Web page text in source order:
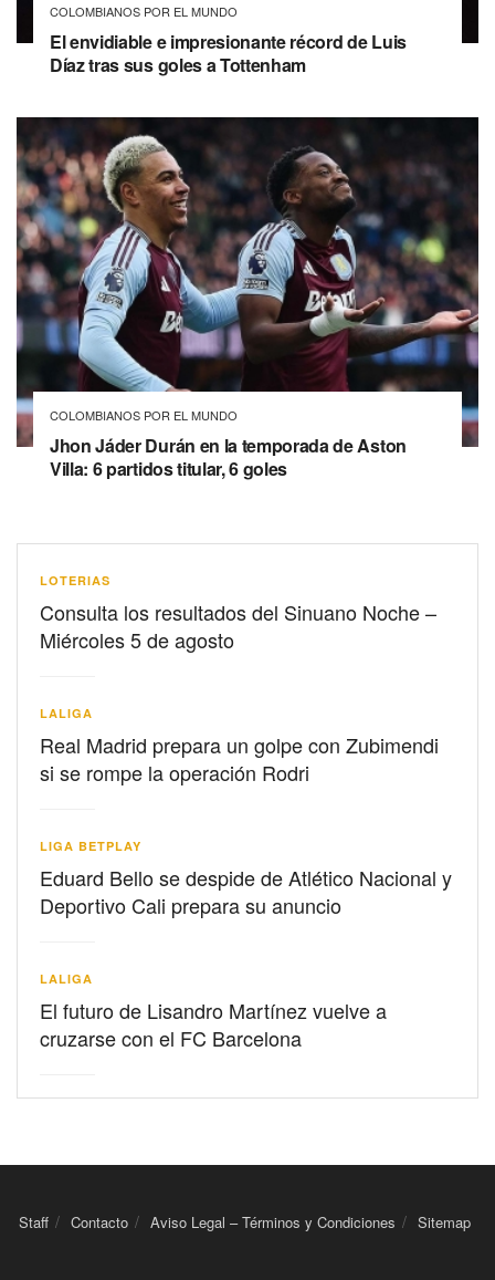
COLOMBIANOS POR EL MUNDO
El envidiable e impresionante récord de Luis
Díaz tras sus goles a Tottenham
COLOMBIANOS POR EL MUNDO
Jhon Jáder Durán en la temporada de Aston
Villa: 6 partidos titular, 6 goles
LOTERIAS
Consulta los resultados del Sinuano Noche –
Miércoles 5 de agosto
LALIGA
Real Madrid prepara un golpe con Zubimendi
si se rompe la operación Rodri
LIGA BETPLAY
Eduard Bello se despide de Atlético Nacional y
Deportivo Cali prepara su anuncio
LALIGA
El futuro de Lisandro Martínez vuelve a
cruzarse con el FC Barcelona
Staff Contacto Aviso Legal – Términos y Condiciones Sitemap